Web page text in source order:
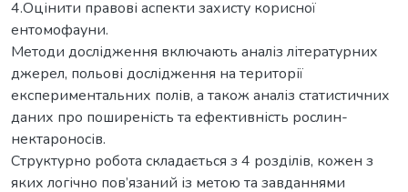
4.Оцінити правові аспекти захисту корисної
ентомофауни.
Методи дослідження включають аналіз літературних
джерел, польові дослідження на території
експериментальних полів, а також аналіз статистичних
даних про поширеність та ефективність рослин-
нектароносів.
Структурно робота складається з 4 розділів, кожен з
яких логічно пов’язаний із метою та завданнями